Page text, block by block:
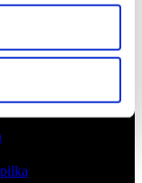
„5 filarów
na poziomie